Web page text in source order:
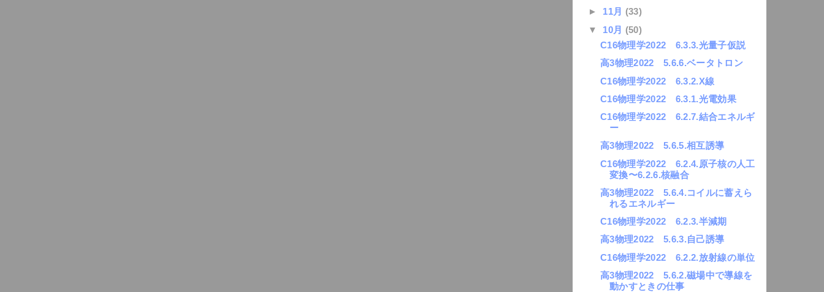
► 11月 (33)
▼ 10月 (50)
C16物理学2022 6.3.3.光量子仮説
高3物理2022 5.6.6.ベータトロン
C16物理学2022 6.3.2.X線
C16物理学2022 6.3.1.光電効果
C16物理学2022 6.2.7.結合エネルギ
ー
高3物理2022 5.6.5.相互誘導
C16物理学2022 6.2.4.原子核の人工
変換〜6.2.6.核融合
高3物理2022 5.6.4.コイルに蓄えら
れるエネルギー
C16物理学2022 6.2.3.半減期
高3物理2022 5.6.3.自己誘導
C16物理学2022 6.2.2.放射線の単位
高3物理2022 5.6.2.磁場中で導線を
動かすときの仕事